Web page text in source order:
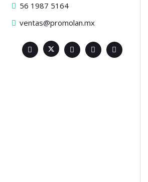
56 1987 5164
ventas@promolan.mx